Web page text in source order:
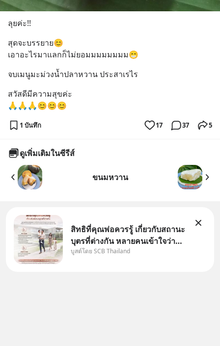
ลุยค่ะ!!
สุดจะบรรยาย😊
เอาอะไรมาแลกก็ไม่ยอมมมมมมมม😁
จบเมนูมะม่วงน้ำปลาหวาน ประสาเรไร
สวัสดีมีความสุขค่ะ
🙏🙏🙏😊😊😊
1 บันทึก 17 37 5
ดูเพิ่มเติมในซีรีส์
ขนมหวาน
สิทธิที่คุณพ่อควรรู้ เกี่ยวกับสถานะ
บุตรที่ต่างกัน หลายคนเข้าใจว่า
"เมื่อเป็นลูกของพ่อและแม่ ก็ย่อม
บูสต์โดย SCB Thailand